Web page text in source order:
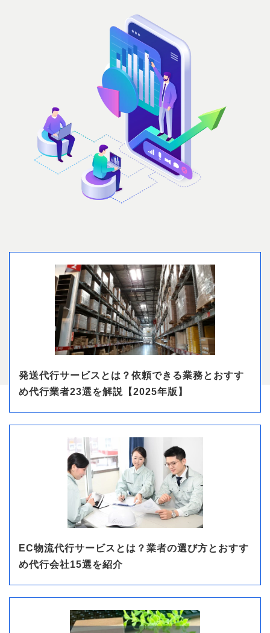
発送代行サービスとは？依頼できる業務とおすす
め代行業者23選を解説【2025年版】
EC物流代行サービスとは？業者の選び方とおすす
め代行会社15選を紹介